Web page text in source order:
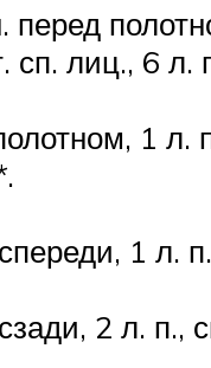
перед
сп. лиц., 6 л.
1 л.
1 л.
2 л. п.,